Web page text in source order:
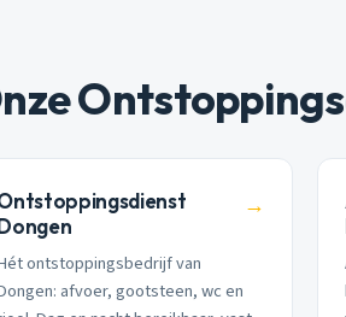
→
ontstoppingsbedrijf van
afvoer, gootsteen, wc en